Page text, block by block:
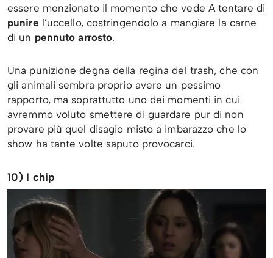
essere menzionato il momento che vede A tentare di
punire l’uccello, costringendolo a mangiare la carne
di un pennuto arrosto.
Una punizione degna della regina del trash, che con
gli animali sembra proprio avere un pessimo
rapporto, ma soprattutto uno dei momenti in cui
avremmo voluto smettere di guardare pur di non
provare più quel disagio misto a imbarazzo che lo
show ha tante volte saputo provocarci.
10) I chip